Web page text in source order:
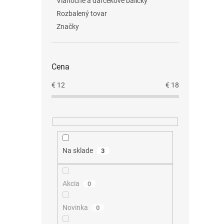
Rozbalený tovar
Značky
Cena
€ 12 € 18
Na sklade 3
Akcia 0
Novinka 0